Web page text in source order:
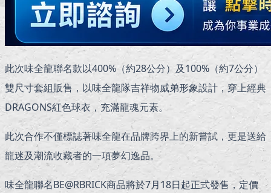
此次味全龍聯名款以400%（約28公分）及100%（約7公分）
雙尺寸套組販售，以味全龍隊吉祥物威弟形象設計，穿上經典
DRAGONS紅色球衣，充滿龍魂元素。
此次合作不僅標誌著味全龍在品牌跨界上的新嘗試，更是送給
龍迷及潮流收藏者的一項夢幻逸品。
味全龍聯名BE@RBRICK商品將於7月18日起正式發售，定價